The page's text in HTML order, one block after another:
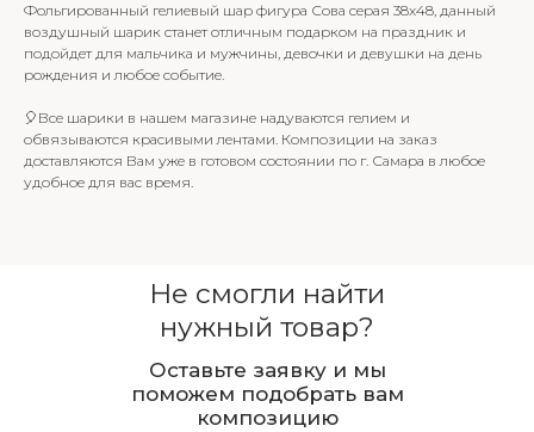
Фольгированный гелиевый шар фигура Сова серая 38х48, данный
воздушный шарик станет отличным подарком на праздник и
подойдет для мальчика и мужчины, девочки и девушки на день
рождения и любое событие.
🎈Все шарики в нашем магазине надуваются гелием и
обвязываются красивыми лентами. Композиции на заказ
доставляются Вам уже в готовом состоянии по г. Самара в любое
удобное для вас время.
Не смогли найти
нужный товар?
Оставьте заявку и мы
поможем подобрать вам
композицию